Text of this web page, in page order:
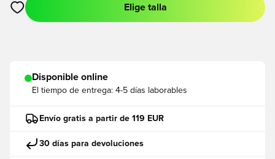
Abre un modal para iniciar sesión o registrarse como miembro
Elige talla
Disponible online
El tiempo de entrega: 4-5 días laborables
Envío gratis a partir de 119 EUR
30 días para devoluciones